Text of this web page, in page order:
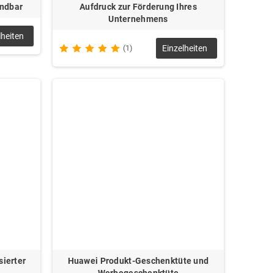
Aufdruck zur Förderung Ihres
Unternehmens
(1) Einzelheiten
Huawei Produkt-Geschenktüte und